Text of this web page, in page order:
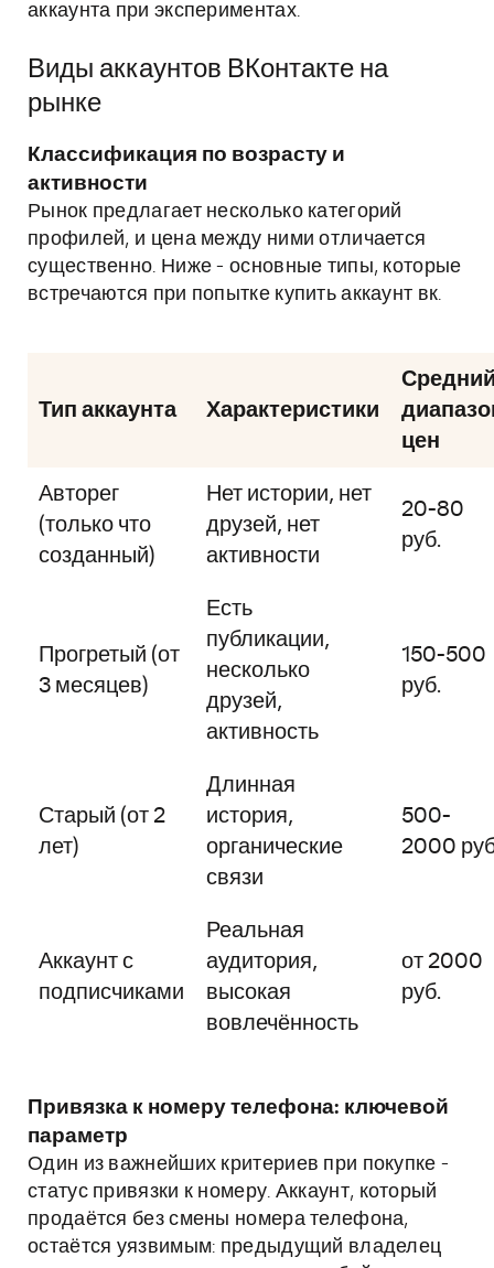
аккаунта при экспериментах.
Виды аккаунтов ВКонтакте на
рынке
Классификация по возрасту и
активности
Рынок предлагает несколько категорий
профилей, и цена между ними отличается
существенно. Ниже - основные типы, которые
встречаются при попытке купить аккаунт вк.
Тип аккаунта Характеристики
цен
Авторег
(только что
созданный)
Нет истории, нет
друзей, нет
активности
20-80
руб.
Прогретый (от
3 месяцев)
Есть
публикации,
несколько
друзей,
активность
150-500
руб.
Старый (от 2
лет)
Длинная
история,
органические
связи
500-
2000
Аккаунт с
подписчиками
Реальная
аудитория,
высокая
вовлечённость
от 2000
руб.
Привязка к номеру телефона: ключевой
параметр
Один из важнейших критериев при покупке -
статус привязки к номеру. Аккаунт, который
продаётся без смены номера телефона,
остаётся уязвимым: предыдущий владелец